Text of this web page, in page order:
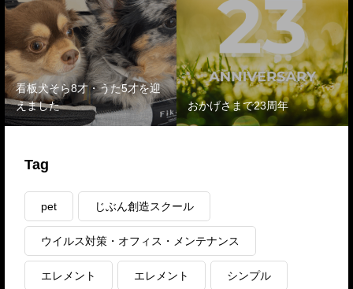
看板犬そら8才・うた5才を迎
えました
おかげさまで23周年
Tag
pet じぶん創造スクール
ウイルス対策・オフィス・メンテナンス
エレメント エレメント シンプル